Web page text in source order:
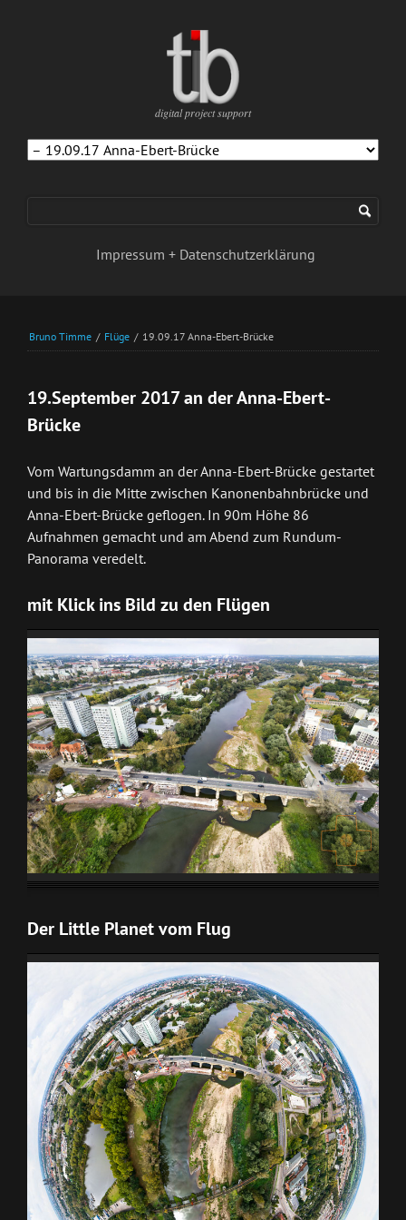
digital project support
überspringen
Impressum + Datenschutzerklärung
Bruno Timme / Flüge / 19.09.17 Anna-Ebert-Brücke
19.September 2017 an der Anna-Ebert-
Brücke
Vom Wartungsdamm an der Anna-Ebert-Brücke gestartet
und bis in die Mitte zwischen Kanonenbahnbrücke und
Anna-Ebert-Brücke geflogen. In 90m Höhe 86
Aufnahmen gemacht und am Abend zum Rundum-
Panorama veredelt.
mit Klick ins Bild zu den Flügen
Der Little Planet vom Flug